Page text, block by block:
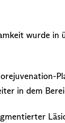
wurde in
in dem